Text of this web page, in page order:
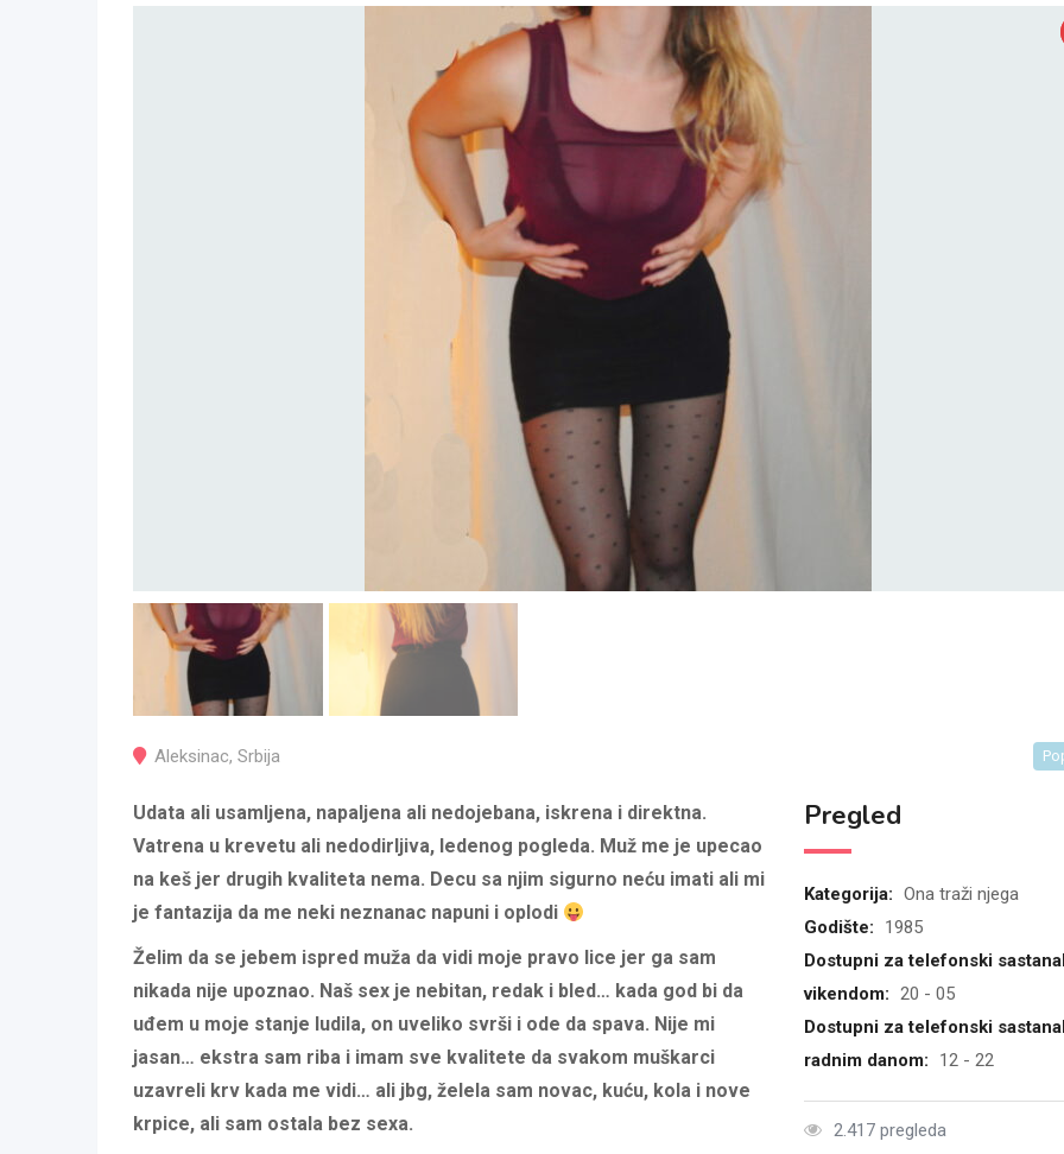
Aleksinac, Srbija
Udata ali usamljena, napaljena ali nedojebana, iskrena i direktna.
Vatrena u krevetu ali nedodirljiva, ledenog pogleda. Muž me je upecao
na keš jer drugih kvaliteta nema. Decu sa njim sigurno neću imati ali mi
je fantazija da me neki neznanac napuni i oplodi
Želim da se jebem ispred muža da vidi moje pravo lice jer ga sam
nikada nije upoznao. Naš sex je nebitan, redak i bled… kada god bi da
uđem u moje stanje ludila, on uveliko svrši i ode da spava. Nije mi
jasan… ekstra sam riba i imam sve kvalitete da svakom muškarci
uzavreli krv kada me vidi… ali jbg, želela sam novac, kuću, kola i nove
krpice, ali sam ostala bez sexa.
Pregled
Kategorija: Ona traži njega
Godište:
1985
Dostupni za telefonski
vikendom: 20 - 05
Dostupni za telefonski
radnim danom:
12 - 22
2.417 pregleda